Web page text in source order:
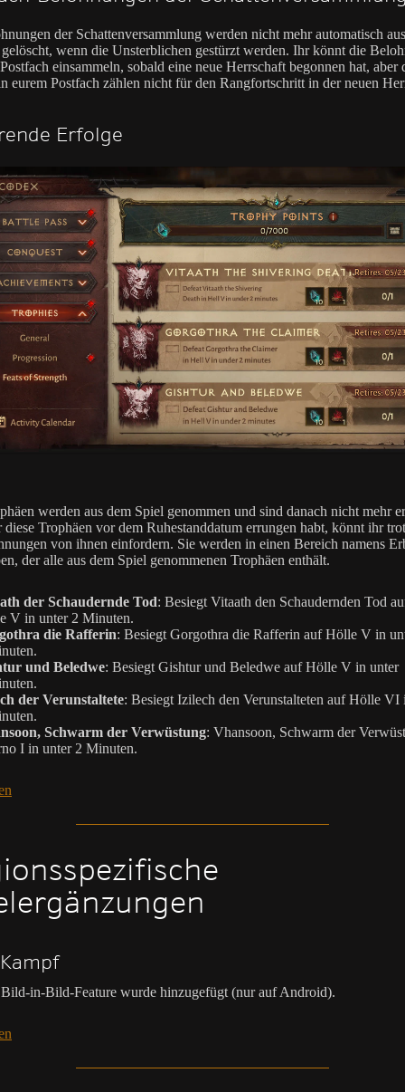
der Schattenversammlung werden nicht mehr automatisch
wenn die Unsterblichen gestürzt werden. Ihr könnt die
einsammeln, sobald eine neue Herrschaft begonnen hat, aber
eurem Postfach zählen nicht für den Rangfortschritt in der neuen
Erfolge
werden aus dem Spiel genommen und sind danach nicht mehr
diese Trophäen vor dem Ruhestanddatum errungen habt, könnt ihr
von ihnen einfordern. Sie werden in einen Bereich namens
der alle aus dem Spiel genommenen Trophäen enthält.
der Schaudernde Tod: Besiegt Vitaath den Schaudernden Tod
V in unter 2 Minuten.
die Rafferin: Besiegt Gorgothra die Rafferin auf Hölle V in
und Beledwe: Besiegt Gishtur und Beledwe auf Hölle V in unter
der Verunstaltete: Besiegt Izilech den Verunstalteten auf Hölle VI
Schwarm der Verwüstung: Vhansoon, Schwarm der
I in unter 2 Minuten.
in-Bild-Feature wurde hinzugefügt (nur auf Android).